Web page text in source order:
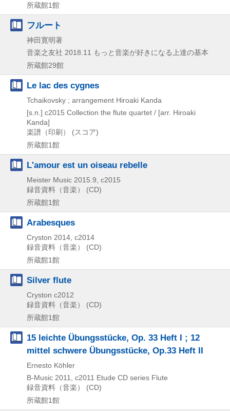
所蔵館1館
フルート
神田寛明著
音楽之友社 2018.11 もっと音楽が好きになる上達の基本
所蔵館29館
Le lac des cygnes
Tchaikovsky ; arrangement Hiroaki Kanda
[s.n.] c2015 Collection the flute quartet / [arr. Hiroaki
Kanda]
楽譜（印刷） (スコア)
所蔵館1館
L'amour est un oiseau rebelle
Meister Music 2015.9, c2015
録音資料（音楽） (CD)
所蔵館1館
Arabesques
Cryston 2014, c2014
録音資料（音楽） (CD)
所蔵館1館
Silver flute
Cryston c2012
録音資料（音楽） (CD)
所蔵館1館
15 leichte Übungsstücke, Op. 33 Heft I ; 12
mittel schwere Übungsstücke, Op.33 Heft II
Ernesto Köhler
B-Music 2011, c2011 Etude CD series Flute
録音資料（音楽） (CD)
所蔵館1館